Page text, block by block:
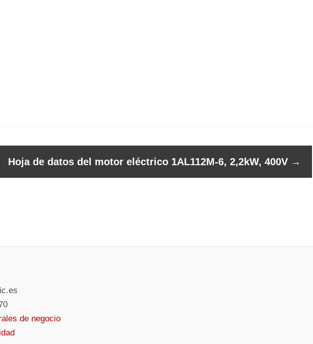
Hoja de datos del motor eléctrico 1AL112M-6, 2,2kW, 400V →
de negocio